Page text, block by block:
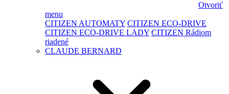
Otvoriť
menu
CITIZEN AUTOMATY CITIZEN ECO-DRIVE
CITIZEN ECO-DRIVE LADY CITIZEN Rádiom
riadené
CLAUDE BERNARD